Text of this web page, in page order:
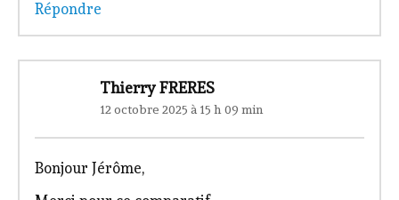
de sportifs sont partis ailleurs, pas qu’il veuille
retenter l’expérience.
Thierry FRERES